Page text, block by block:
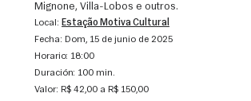
Mignone, Villa-Lobos e outros.
Local: Estação Motiva Cultural
Fecha:
dom, 15 de junio de 2025
Horario: 18:00
Duración: 100 min.
Valor: R$ 42,00 a R$ 150,00